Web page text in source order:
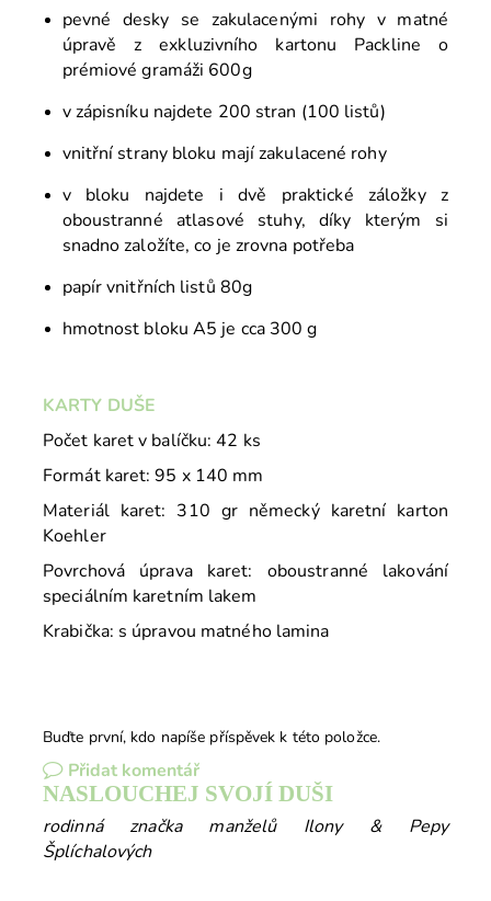
pevné desky se zakulacenými rohy v matné
úpravě z exkluzivního kartonu Packline o
prémiové gramáži 600g
v zápisníku najdete 200 stran (100 listů)
vnitřní strany bloku mají zakulacené rohy
v bloku najdete i dvě praktické záložky z
oboustranné atlasové stuhy, díky kterým si
snadno založíte, co je zrovna potřeba
papír vnitřních listů 80g
hmotnost bloku A5 je cca 300 g
KARTY DUŠE
Počet karet v balíčku: 42 ks
Formát karet: 95 x 140 mm
Materiál karet: 310 gr německý karetní karton
Koehler
Povrchová úprava karet: oboustranné lakování
speciálním karetním lakem
Krabička: s úpravou matného lamina
Buďte první, kdo napíše příspěvek k této položce.
Přidat komentář
NASLOUCHEJ SVOJÍ DUŠI
rodinná značka manželů Ilony & Pepy
Šplíchalových